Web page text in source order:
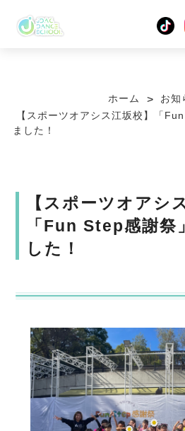
ホーム > お知
【スポーツオアシス江坂校】「
ました！
お得な制度
物件情報 活
【スポーツオアシ
「Fun Step感謝祭
した！